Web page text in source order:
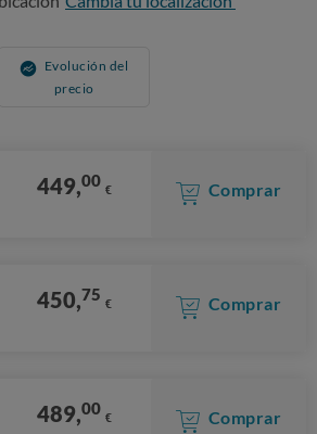
Evolución del
precio
449,00 € Comprar
450,75 € Comprar
489,00 € Comprar